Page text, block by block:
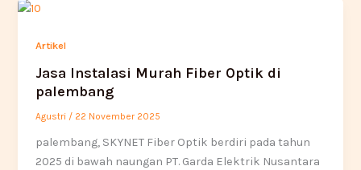
Artikel
Jasa Instalasi Murah Fiber Optik di
palembang
Agustri / 22 November 2025
palembang, SKYNET Fiber Optik berdiri pada tahun
2025 di bawah naungan PT. Garda Elektrik Nusantara